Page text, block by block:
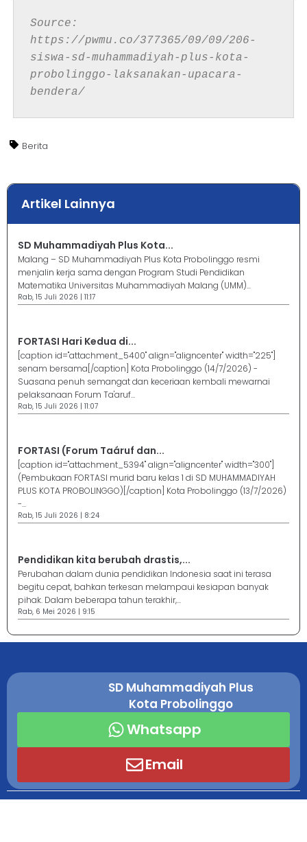
Source:
https://pwmu.co/377365/09/09/206-
siswa-sd-muhammadiyah-plus-kota-
probolinggo-laksanakan-upacara-
bendera/
Berita
Artikel Lainnya
SD Muhammadiyah Plus Kota...
Malang – SD Muhammadiyah Plus Kota Probolinggo resmi
menjalin kerja sama dengan Program Studi Pendidikan
Matematika Universitas Muhammadiyah Malang (UMM)...
Rab, 15 Juli 2026 | 11:17
FORTASI Hari Kedua di...
[caption id="attachment_5400" align="aligncenter" width="225"]
senam bersama[/caption] Kota Probolinggo (14/7/2026) -
Suasana penuh semangat dan keceriaan kembali mewarnai
pelaksanaan Forum Ta'aruf...
Rab, 15 Juli 2026 | 11:07
FORTASI (Forum Taáruf dan...
[caption id="attachment_5394" align="aligncenter" width="300"]
(Pembukaan FORTASI murid baru kelas 1 di SD MUHAMMADIYAH
PLUS KOTA PROBOLINGGO)[/caption] Kota Probolinggo (13/7/2026)
-...
Rab, 15 Juli 2026 | 8:24
Pendidikan kita berubah drastis,...
Perubahan dalam dunia pendidikan Indonesia saat ini terasa
begitu cepat, bahkan terkesan melampaui kesiapan banyak
pihak. Dalam beberapa tahun terakhir,...
Rab, 6 Mei 2026 | 9:15
SD Muhammadiyah Plus
Kota Probolinggo
Whatsapp
Email